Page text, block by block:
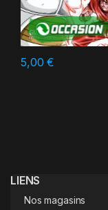
5,00€
LIENS
Nos magasins